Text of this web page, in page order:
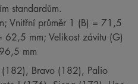
standardům.
Vnitřní průměr 1 (B) = 71,5
62,5 mm; Velikost závitu (G)
mm
(182), Bravo (182), Palio